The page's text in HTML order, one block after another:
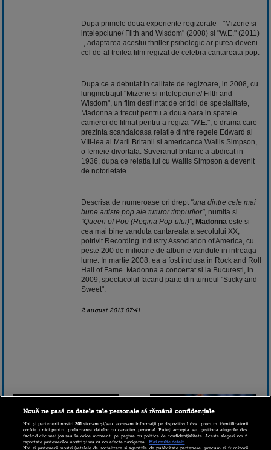
Dupa primele doua experiente regizorale - "Mizerie si
intelepciune/ Filth and Wisdom" (2008) si "W.E." (2011)
-, adaptarea acestui thriller psihologic ar putea deveni
cel de-al treilea film regizat de celebra cantareata pop.
Dupa ce a debutat in calitate de regizoare, in 2008, cu
lungmetrajul "Mizerie si intelepciune/ Filth and
Wisdom", un film desfiintat de criticii de specialitate,
Madonna a trecut pentru a doua oara in spatele
camerei de filmat pentru a regiza "W.E.", o drama care
prezinta scandaloasa relatie dintre regele Edward al
VIII-lea al Marii Britanii si americanca Wallis Simpson,
o femeie divortata. Suveranul britanic a abdicat in
1936, dupa ce relatia lui cu Wallis Simpson a devenit
de notorietate.
Descrisa de numeroase ori drept "una dintre cele mai
bune artiste pop ale tuturor timpurilor", numita si
"Queen of Pop (Regina Pop-ului)", Madonna este si
cea mai bine vanduta cantareata a secolului XX,
potrivit Recording Industry Association of America, cu
peste 200 de milioane de albume vandute in intreaga
lume. In martie 2008, ea a fost inclusa in Rock and Roll
Hall of Fame. Madonna a concertat si la Bucuresti, in
2009, spectacolul facand parte din turneul "Sticky and
Sweet".
2 august 2013 07:41
Nouă ne pasă ca datele tale personale să rămână confidențiale
Noi și partenerii noștri201stocăm și/sau accesăm informații pe dispozitivul dvs., precum identificatorii
cookie unici pentru prelucrarea datelor cu caracter personal. Puteți accepta sau gestiona alegerile dvs.
făcând clic mai jos sau în orice moment, pe pagina cu politica de confidențialitate. Aceste alegeri vor fi
raportate partenerilor noștri și nu vă vor afecta navigarea.
Mai multe detalii
Noi si partenerii nostri (retelele de socializare si agentiile de publicitate partenere, precum si furnizorii